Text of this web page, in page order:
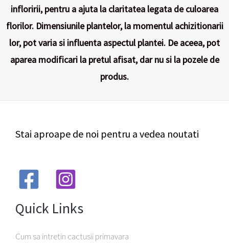
infloririi, pentru a ajuta la claritatea legata de culoarea
florilor. Dimensiunile plantelor, la momentul achizitionarii
lor, pot varia si influenta aspectul plantei. De aceea, pot
aparea modificari la pretul afisat, dar nu si la pozele de
produs.
Stai aproape de noi pentru a vedea noutati
Quick Links
Cum sa intretin cactusii primavara